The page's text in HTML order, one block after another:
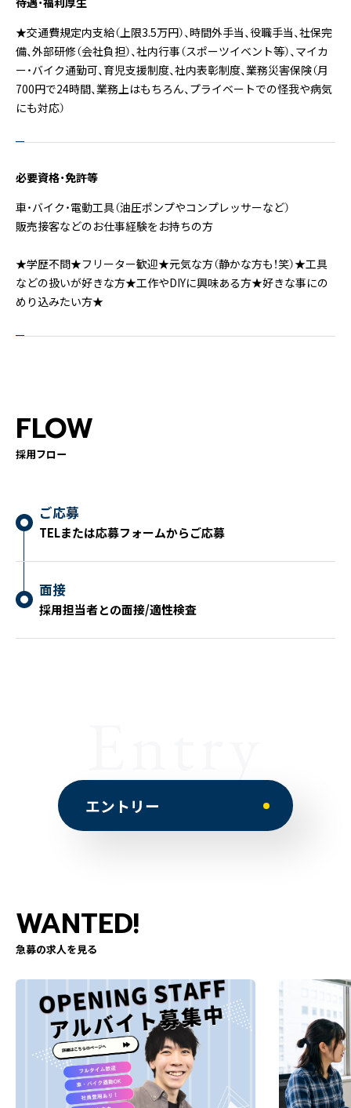
★交通費規定内支給（上限3.5万円）、時間外手当、役職手当、社保完
備、外部研修（会社負担）、社内行事（スポーツイベント等）、マイカ
ー・バイク通勤可、育児支援制度、社内表彰制度、業務災害保険（月
700円で24時間、業務上はもちろん、プライベートでの怪我や病気
にも対応）
必要資格・免許等
車・バイク・電動工具（油圧ポンプやコンプレッサーなど）
販売接客などのお仕事経験をお持ちの方
★学歴不問★フリーター歓迎★元気な方（静かな方も！笑）★工具
などの扱いが好きな方★工作やDIYに興味ある方★好きな事にの
めり込みたい方★
FLOW
採用フロー
ご応募
TELまたは応募フォームからご応募
面接
採用担当者との面接/適性検査
エントリー
WANTED!
急募の求人を見る